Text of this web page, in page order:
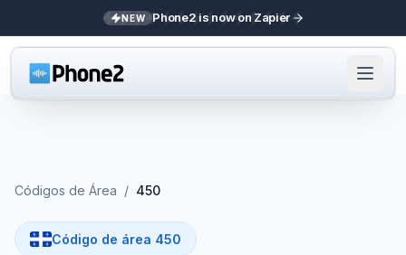
NEW Phone2 is now on Zapier
Códigos de Área / 450
Código de área 450